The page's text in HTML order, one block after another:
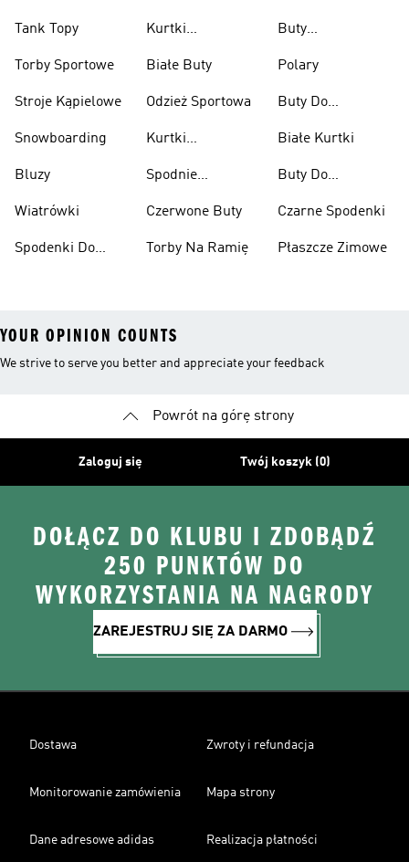
Tank Topy
Torby Sportowe
Stroje Kąpielowe
Snowboarding
Bluzy
Wiatrówki
Spodenki Do
Kurtki
Białe Buty
Odzież Sportowa
Kurtki
Spodnie
Czerwone Buty
Torby Na Ramię
Buty
Polary
Buty Do
Ciężarów
Białe Kurtki
Buty Do
Czarne Spodenki
Płaszcze Zimowe
YOUR OPINION COUNTS
We strive to serve you better and appreciate your feedback
Powrót na górę strony
Zaloguj się Twój koszyk (0)
DOŁĄCZ DO KLUBU I ZDOBĄDŹ
250 PUNKTÓW DO
WYKORZYSTANIA NA NAGRODY
ZAREJESTRUJ SIĘ ZA DARMO
Dostawa Zwroty i refundacja
Monitorowanie zamówienia Mapa strony
Dane adresowe adidas Realizacja płatności